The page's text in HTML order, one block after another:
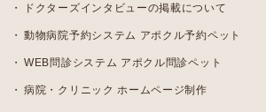
ドクターズインタビューの掲載について
動物病院予約システム アポクル予約ペット
WEB問診システム アポクル問診ペット
病院・クリニック ホームページ制作